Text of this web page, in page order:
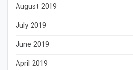
August 2019
July 2019
June 2019
April 2019